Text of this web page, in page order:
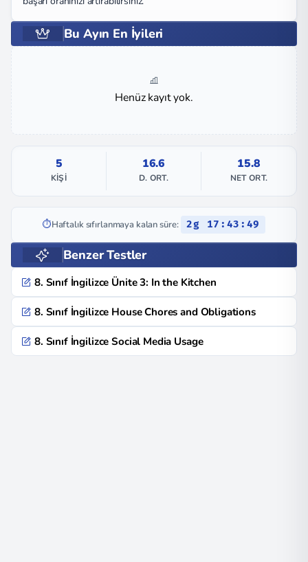
Bu Ayın En İyileri
Henüz kayıt yok.
5
KIŞI
16.6
D. ORT.
15.8
NET ORT.
⏱️Haftalık sıfırlanmaya kalan süre: 2g 17:43:48
Benzer Testler
8. Sınıf İngilizce Ünite 3: In the Kitchen
8. Sınıf İngilizce House Chores and Obligations
8. Sınıf İngilizce Social Media Usage